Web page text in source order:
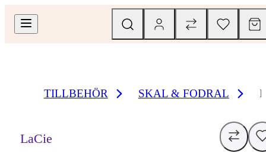
TILLBEHÖR SKAL & FODRAL
LaCie